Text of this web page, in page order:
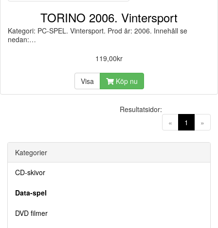
TORINO 2006. Vintersport
Kategori: PC-SPEL. Vintersport. Prod år: 2006. Innehåll se
nedan:…
119,00kr
Visa Köp nu
« 1 (current)
»
Resultatsidor:
Kategorier
CD-skivor
Data-spel
DVD filmer